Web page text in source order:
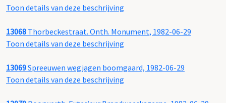
Toon details van deze beschrijving
13068 Thorbeckestraat. Onth. Monument, 1982-06-29
Toon details van deze beschrijving
13069Spreeuwen wegjagen boomgaard, 1982-06-29
Toon details van deze beschrijving